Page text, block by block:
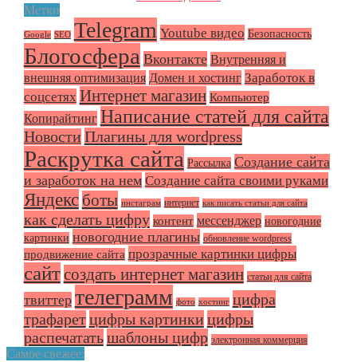
Метки
Google SEO Telegram Youtube видео Безопасность
Блогосфера Вконтакте Внутренняя и
внешняя оптимизация Домен и хостинг Заработок в
соцсетях Интернет магазин Компьютер
Копирайтинг Написание статей для сайта
Новости Плагины для wordpress
Раскрутка сайта Рассылка Создание сайта
и заработок на нем Создание сайта своими руками
Яндекс боты инстаграм интернет как писать статьи для сайта
как сделать цифру контент мессенджер новогодние
картинки новогодние плагины обновление wordpress
продвижение сайта прозрачные картинки цифры
сайтсоздать интернет магазин статьи для сайта
твиттер телеграмм фото хостинг цифра
трафарет цифры картинки цифры
распечатать шаблоны цифр электронная коммерция
Самое свежее: